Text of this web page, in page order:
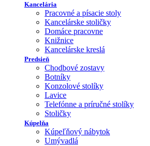
Kancelária
Pracovné a písacie stoly
Kancelárske stoličky
Domáce pracovne
Knižnice
Kancelárske kreslá
Predsieň
Chodbové zostavy
Botníky
Konzolové stolíky
Lavice
Telefónne a príručné stolíky
Stoličky
Kúpelňa
Kúpeľňový nábytok
Umývadlá